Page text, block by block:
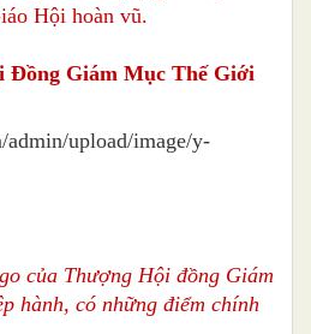
Hội hoàn vũ.
Đồng Giám Mục Thế Giới
của Thượng Hội đồng Giám
hành, có những điểm chính